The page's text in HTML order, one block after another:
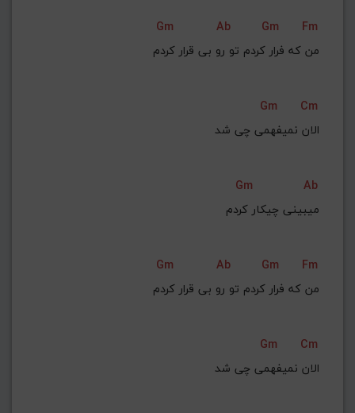
Gm Ab Gm
Fm
Gm
Cm
الان نمیفهمی چی شد
Gm
Ab
میبینی چیکار کردم
Gm Ab Gm
Fm
Gm
Cm
الان نمیفهمی چی شد